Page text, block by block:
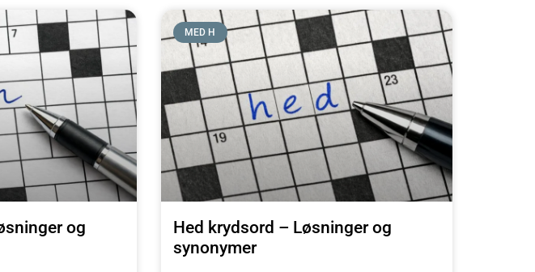
og
MED H
Hed krydsord – Løsninger og
synonymer